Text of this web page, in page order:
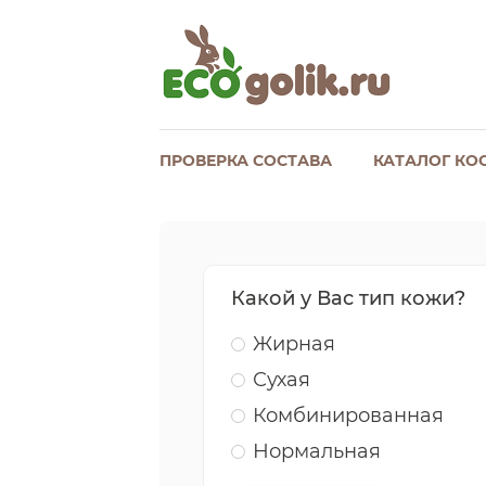
ПРОВЕРКА СОСТАВА КАТАЛОГ
Какой у Вас тип кожи?
Жирная
Сухая
Комбинированная
Нормальная